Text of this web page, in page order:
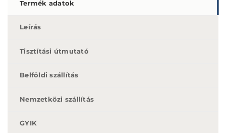
Termék adatok
Leírás
Tisztítási útmutató
Belföldi szállítás
Nemzetközi szállítás
GYIK